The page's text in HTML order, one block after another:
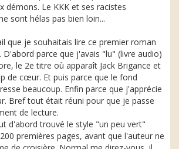
démons. Le KKK et ses racistes
sont hélas pas bien loin...
que je souhaitais lire ce premier roman
D'abord parce que j'avais "lu" (livre audio)
le 2e titre où apparaît Jack Brigance et
de cœur. Et puis parce que le fond
beaucoup. Enfin parce que j'apprécie
Bref tout était réuni pour que je passe
de lecture.
d'abord trouvé le style "un peu vert"
premières pages, avant que l'auteur ne